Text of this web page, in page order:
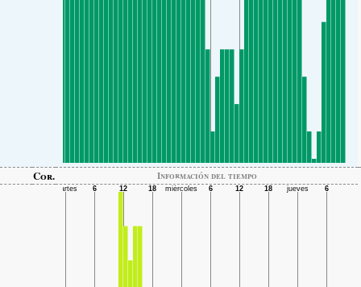
Cor. Información del tiempo